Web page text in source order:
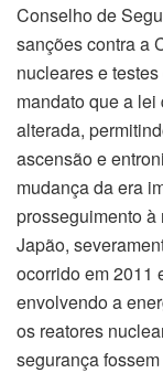
Conselho de
sanções contra a
nucleares e
mandato que a
alterada,
ascensão e
mudança da era
prosseguimento
Japão,
ocorrido em 2011
envolvendo a
os reatores
segurança